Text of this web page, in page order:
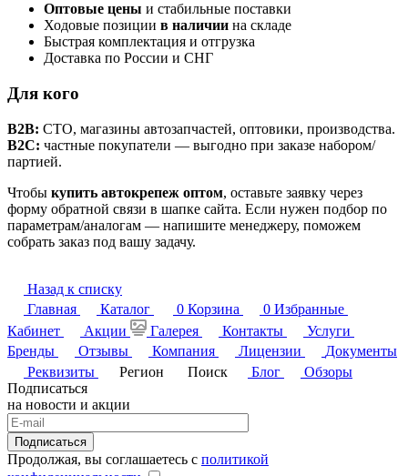
Оптовые цены и стабильные поставки
Ходовые позиции в наличии на складе
Быстрая комплектация и отгрузка
Доставка по России и СНГ
Для кого
B2B: СТО, магазины автозапчастей, оптовики, производства.
B2C: частные покупатели — выгодно при заказе набором/
партией.
Чтобы купить автокрепеж оптом, оставьте заявку через
форму обратной связи в шапке сайта. Если нужен подбор по
параметрам/аналогам — напишите менеджеру, поможем
собрать заказ под вашу задачу.
Назад к списку
Главная
Каталог 0 Корзина 0 Избранные
Кабинет
Акции Галерея Контакты
Услуги
Бренды
Отзывы Компания Лицензии
Документы
Реквизиты
Регион Поиск Блог
Обзоры
Подписаться
на новости и акции
Подписаться
Продолжая, вы соглашаетесь с политикой